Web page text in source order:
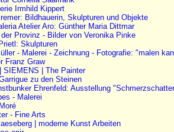
Irmhild Kippert
Bildhauerin, Skulpturen und Objekte
Atelier Aro: Günther Maria Dittmar
Provinz - Bilder von Veronika Pinke
Skulpturen
- Malerei - Zeichnung - Fotografie: "malen
Franz Graw
SIEMENS | The Painter
zu den Steinen
Ehrenfeld: Ausstellung
- Malerei
- Fine Arts
| moderne Kunst Arbeiten